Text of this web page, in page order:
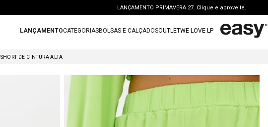
LANÇAMENTO PRIMAVERA 27. Clique e aproveite.
PERSONAL SHOPPER | garanta benefícios exclusivos. CONSULTAR >
FRETE GRÁTIS | a partir de R$ 699. APROVEITAR >
LANÇAMENTOCATEGORIASBOLSAS E CALÇADOSOUTLETWE LOVE LP
SHORT DE CINTURA ALTA
2º
bolsa
calca jeans
4